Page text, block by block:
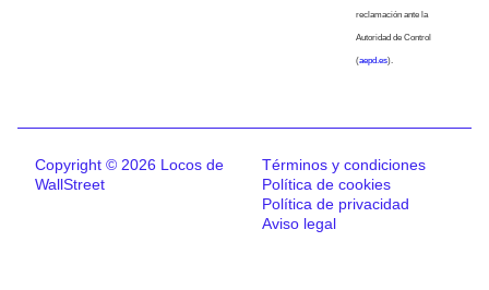
reclamación ante la
Autoridad de Control
(aepd.es).
Copyright © 2026 Locos de
WallStreet
Términos y condiciones
Política de cookies
Política de privacidad
Aviso legal